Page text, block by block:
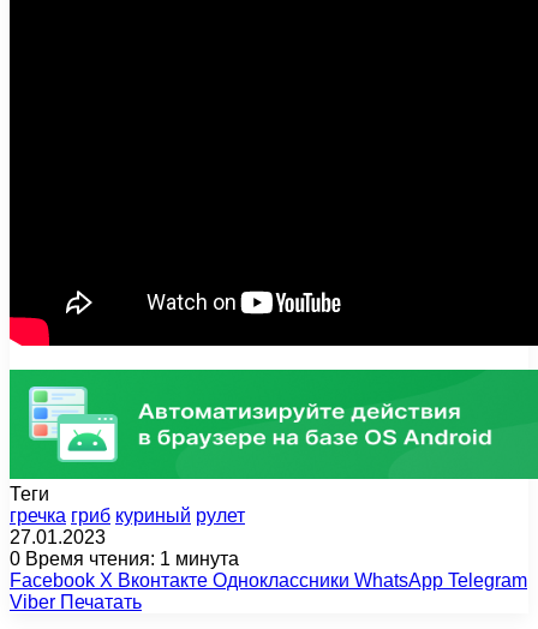
Теги
гречка гриб куриный рулет
27.01.2023
0 Время чтения: 1 минута
Facebook X Вконтакте Одноклассники WhatsApp Telegram
Viber Печатать